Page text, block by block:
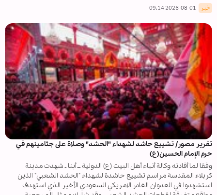
خبر 2026-08-01 09:14
تقرير مصور/ تشييع حاشد لشهداء "الحشد" وصلاة على جثامينهم في
حرم الإمام الحسين(ع)
وفقا لما أفادته وكالة أنباء أهل البيت (ع) الدولية ــ أبنا ـ شهدت مدينة
كربلاء المقدسة مراسم تشييع حاشدة لشهداء "الحشد الشعبي" الذين
استشهدوا في العدوان الغادر الامريكي السعودي الأخير الذي استهدف